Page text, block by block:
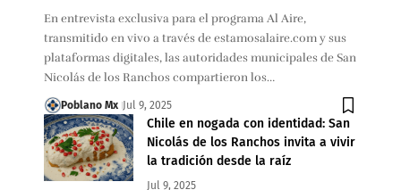
En entrevista exclusiva para el programa Al Aire,
transmitido en vivo a través de estamosalaire.com y sus
plataformas digitales, las autoridades municipales de San
Nicolás de los Ranchos compartieron los…
Poblano Mx Jul 9, 2025
Chile en nogada con identidad: San
Nicolás de los Ranchos invita a vivir
la tradición desde la raíz
Jul 9, 2025